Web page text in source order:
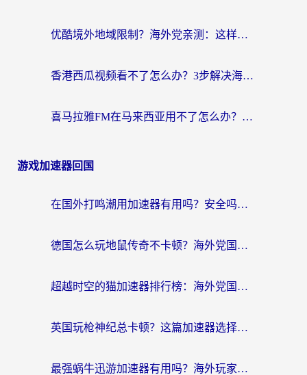
优酷境外地域限制？海外党亲测：这样看国内剧再也不卡（附3个实用场景解决）
香港西瓜视频看不了怎么办？3步解决海外追剧难题，附靠谱加速器推荐
喜马拉雅FM在马来西亚用不了怎么办？海外华人亲测有效的回国加速指南
游戏加速器回国
在国外打鸣潮用加速器有用吗？安全吗？海外玩家国服游戏加速全指南
德国怎么玩地鼠传奇不卡顿？海外党国服游戏加速全攻略（含战双EVE实用指南）
超越时空的猫加速器排行榜：海外党国服游戏不卡顿的终极选择指南
英国玩枪神纪总卡顿？这篇加速器选择指南帮你告别延迟（附实测推荐）
最强蜗牛迅游加速器有用吗？海外玩家国服游戏加速避坑指南（附德国玩忍者必须死3流星蝴蝶剑解决办法）